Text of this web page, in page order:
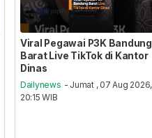
Viral Pegawai P3K Bandung
Barat Live TikTok di Kantor
Dinas
Dailynews - Jumat , 07 Aug 2026,
20:15 WIB